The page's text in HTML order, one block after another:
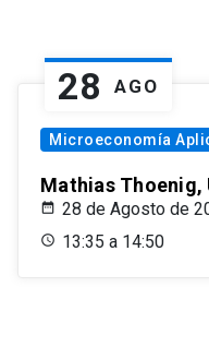
28 AGO
Microeconomía
Mathias Thoenig,
28 de Agosto de
13:35 a 14:50